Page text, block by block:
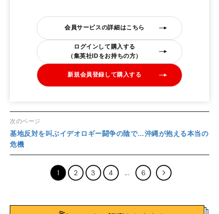
会員サービスの詳細はこちら
ログインして購入する
（集英社IDをお持ちの方）
新規会員登録して購入する
次のページ
基地反対を叫ぶイデオロギー闘争の陰で…沖縄が抱える本当の
危機
1 2 3 4 6